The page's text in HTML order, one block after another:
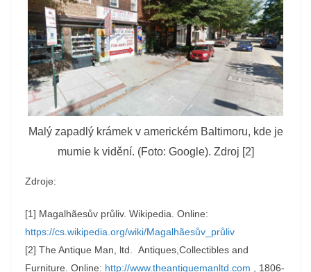
Malý zapadlý krámek v americkém Baltimoru, kde je
mumie k vidění. (Foto: Google). Zdroj [2]
Zdroje:
[1] Magalhãesův průliv. Wikipedia. Online:
https://cs.wikipedia.org/wiki/Magalhãesův_průliv
[2] The Antique Man, ltd. Antiques,Collectibles and
Furniture. Online: http://www.theantiquemanltd.com , 1806-